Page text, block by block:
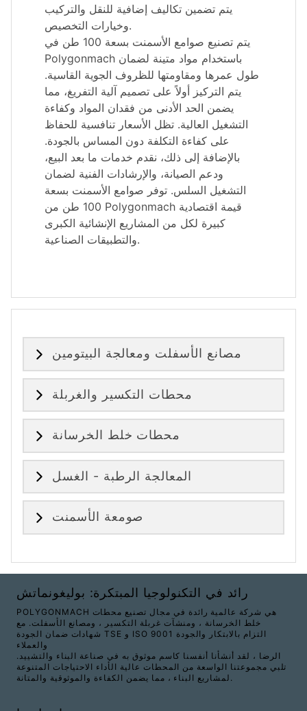
يتم تضمين تكاليف إضافية للنقل والتركيب
وخيارات التخصيص.
يتم تصنيع صوامع الأسمنت بسعة 100 طن في
Polygonmach باستخدام مواد متينة لضمان
طول عمرها ومقاومتها للظروف الجوية القاسية.
يتم التركيز أولاً على تصميم آلية التفريغ، مما
يضمن الحد الأدنى من فقدان المواد وكفاءة
التشغيل العالية. تظل الأسعار تنافسية للحفاظ
على كفاءة التكلفة دون المساس بالجودة.
بالإضافة إلى ذلك، نقدم خدمات ما بعد البيع،
ودعم الصيانة، والإرشادات الفنية لضمان
التشغيل السلس. توفر صوامع الأسمنت بسعة
100 طن من Polygonmach قيمة اقتصادية
كبيرة لكل من المشاريع الإنشائية الكبرى
والتطبيقات الصناعية.
مصانع الأسفلت ومعالجة البيتومين
محطات التكسير والغربلة
محطات خلط الخرسانة
المعالجة الرطبة - الغسل
صومعة الأسمنت
رائد في التكنولوجيا المبتكرة: بوليغونماتش
POLYGONMACH هي شركة عالمية رائدة في مجال تصنيع محطات
خلط الخرسانة ، ومنشآت غربلة التكسير ، ومصانع الأسفلت. مع
شهادات ضمان الجودة TSE و ISO 9001 التزام بالابتكار والجودة
والعملاء
الرضا ، لقد أنشأنا أنفسنا كاسم موثوق به في صناعة البناء والتشييد.
تلبي مجموعتنا الواسعة من المحطات عالية الأداء الاحتياجات المتنوعة
لمشاريع البناء ، مما يضمن الكفاءة والموثوقية والمتانة.